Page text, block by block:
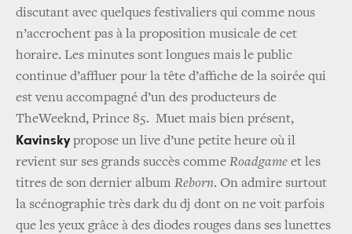
discutant avec quelques festivaliers qui comme nous
n’accrochent pas à la proposition musicale de cet
horaire. Les minutes sont longues mais le public
continue d’affluer pour la tête d’affiche de la soirée qui
est venu accompagné d’un des producteurs de
TheWeeknd, Prince 85. Muet mais bien présent,
Kavinskypropose un live d’une petite heure où il
revient sur ses grands succès comme Roadgame et les
titres de son dernier album Reborn. On admire surtout
la scénographie très dark du dj dont on ne voit parfois
que les yeux grâce à des diodes rouges dans ses lunettes